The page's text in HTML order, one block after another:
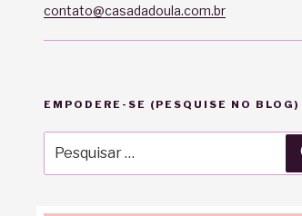
contato@casadadoula.com.br
EMPODERE-SE (PESQUISE NO BLOG)
por: